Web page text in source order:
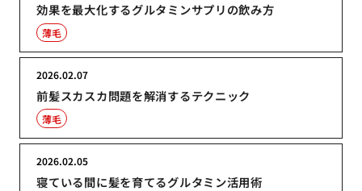
効果を最大化するグルタミンサプリの飲み方
薄毛
前髪スカスカ問題を解消するテクニック
2026.02.07
薄毛
寝ている間に髪を育てるグルタミン活用術
2026.02.05